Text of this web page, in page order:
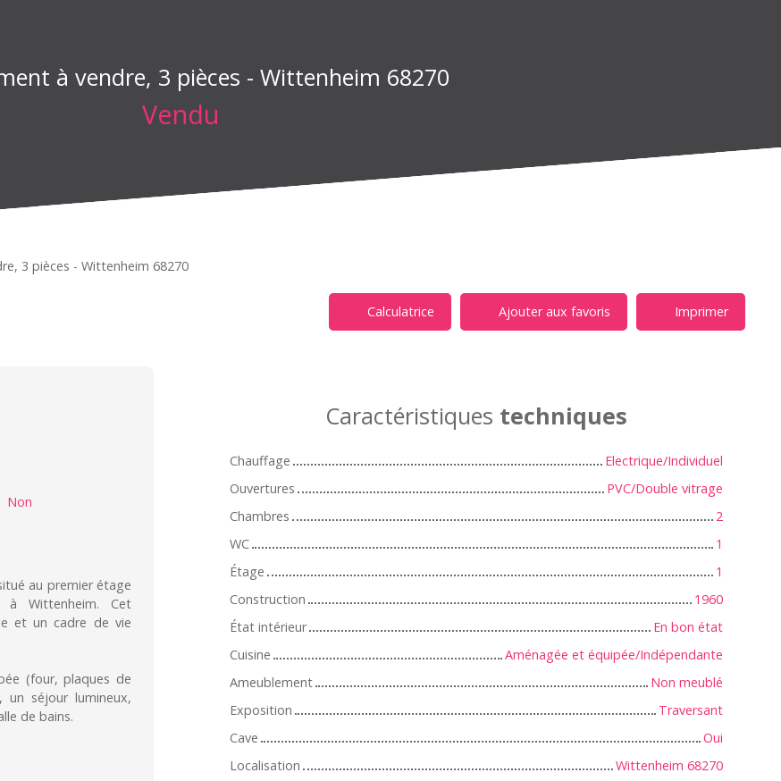
à vendre, 3 pièces - Wittenheim 68270
Vendu
3 pièces - Wittenheim 68270
Calculatrice Ajouter aux favoris Imprimer
Non
au premier étage
à Wittenheim. Cet
et un cadre de vie
(four, plaques de
un séjour lumineux,
de bains.
Caractéristiques techniques
Chauffage
Electrique/Individuel
Ouvertures
PVC/Double vitrage
Chambres
2
WC
1
Étage
1
Construction
1960
État intérieur
En bon état
Cuisine
Aménagée et équipée/Indépendante
Ameublement
Non meublé
Exposition
Traversant
Cave
Oui
Localisation
Wittenheim 68270